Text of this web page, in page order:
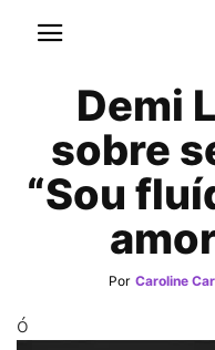
Demi
sobre
“Sou
Por Caroline
ó